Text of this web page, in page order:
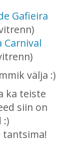
Gafieira
Carnival
välja :)
ka teiste
siin on
:)
tantsima!